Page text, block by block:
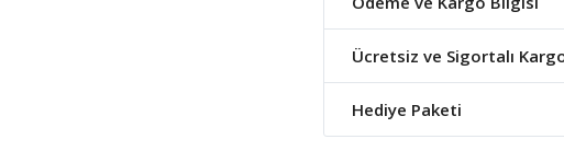
Ücretsiz ve Sigortalı
Hediye Paketi